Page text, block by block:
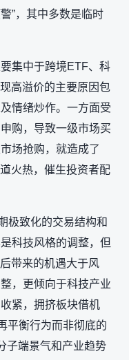
”，其中多数是临时
集中于跨境ETF、科
高溢价的主要原因包
情绪炒作。一方面受
购，导致一级市场买
场抢购，就造成了
火热，催生投资者配
极致化的交易结构和
科技风格的调整，但
带来的机遇大于风
，更倾向于科技产业
紧，拥挤板块借机
平衡行为而非彻底的
子端景气和产业趋势